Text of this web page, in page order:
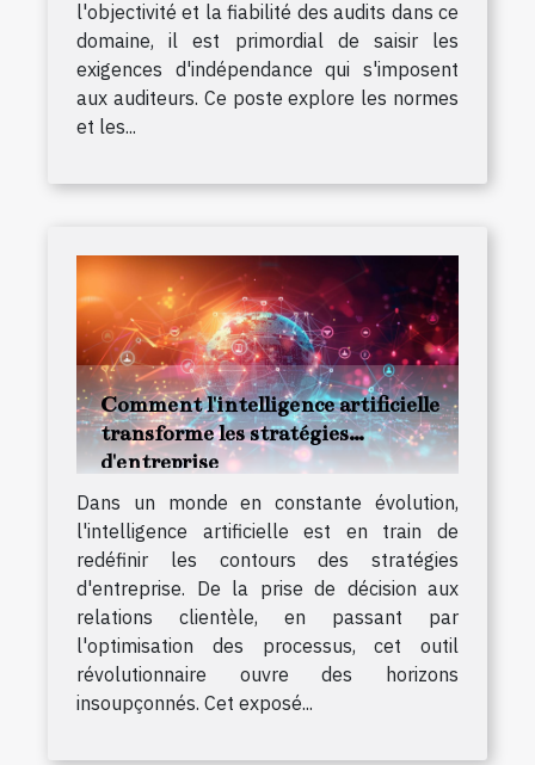
l'objectivité et la fiabilité des audits dans ce
domaine, il est primordial de saisir les
exigences d'indépendance qui s'imposent
aux auditeurs. Ce poste explore les normes
et les...
Comment l'intelligence artificielle
transforme les stratégies
d'entreprise
Dans un monde en constante évolution,
l'intelligence artificielle est en train de
redéfinir les contours des stratégies
d'entreprise. De la prise de décision aux
relations clientèle, en passant par
l'optimisation des processus, cet outil
révolutionnaire ouvre des horizons
insoupçonnés. Cet exposé...